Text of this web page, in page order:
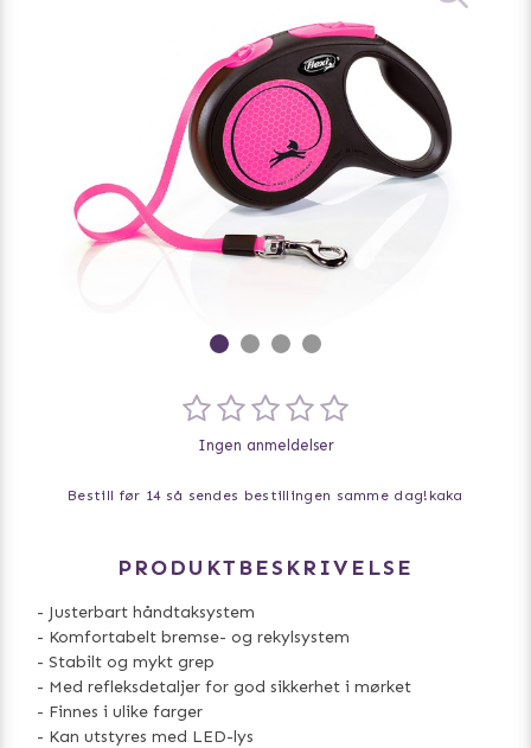
Ingen anmeldelser
Bestill før 14 så sendes bestillingen samme dag! kaka
PRODUKTBESKRIVELSE
- Justerbart håndtaksystem
- Komfortabelt bremse- og rekylsystem
- Stabilt og mykt grep
- Med refleksdetaljer for god sikkerhet i mørket
- Finnes i ulike farger
- Kan utstyres med LED-lys